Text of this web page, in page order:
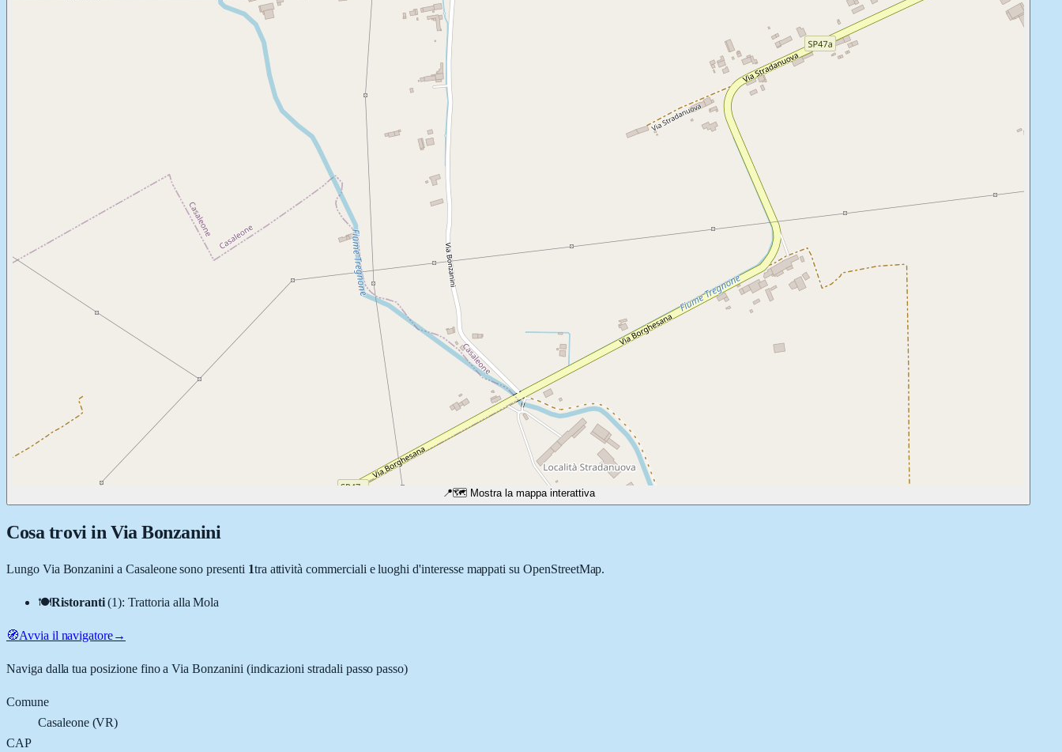
📍🗺️ Mostra la mappa interattiva
Cosa trovi in Via Bonzanini
Lungo Via Bonzanini a Casaleonesono presenti 1tra attività commerciali e luoghi d'interesse mappati su OpenStreetMap.
🍽️Ristoranti (1):Trattoria alla Mola
🧭Avvia il navigatore→
Naviga dalla tua posizione fino aVia Bonzanini (indicazioni stradali passo passo)
Comune
Casaleone(VR)
CAP